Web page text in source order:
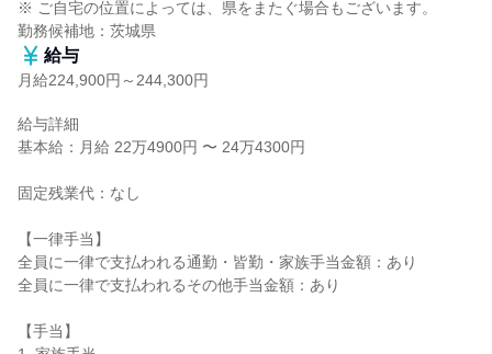
※ ご自宅の位置によっては、県をまたぐ場合もございます。
勤務候補地：茨城県
給与
月給224,900円～244,300円
給与詳細
基本給：月給 22万4900円 〜 24万4300円
固定残業代：なし
【一律手当】
全員に一律で支払われる通勤・皆勤・家族手当金額：あり
全員に一律で支払われるその他手当金額：あり
【手当】